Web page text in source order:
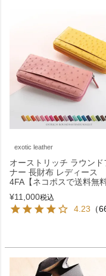
exotic leather
オーストリッチ ラウンド
ナー 長財布 レディース
4FA【ネコポスで送料無料
¥11,000税込
4.23 （